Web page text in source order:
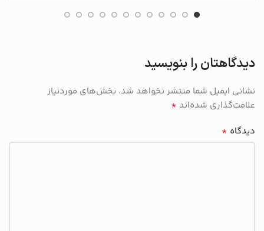
دیدگاهتان را بنویسید
نشانی ایمیل شما منتشر نخواهد شد. بخش‌های موردنیاز
علامت‌گذاری شده‌اند *
دیدگاه *